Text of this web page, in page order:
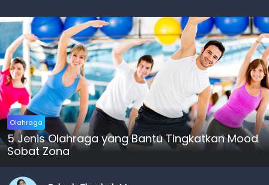
Olahraga
5 Jenis Olahraga yang Bantu Tingkatkan Mood
Sobat Zona